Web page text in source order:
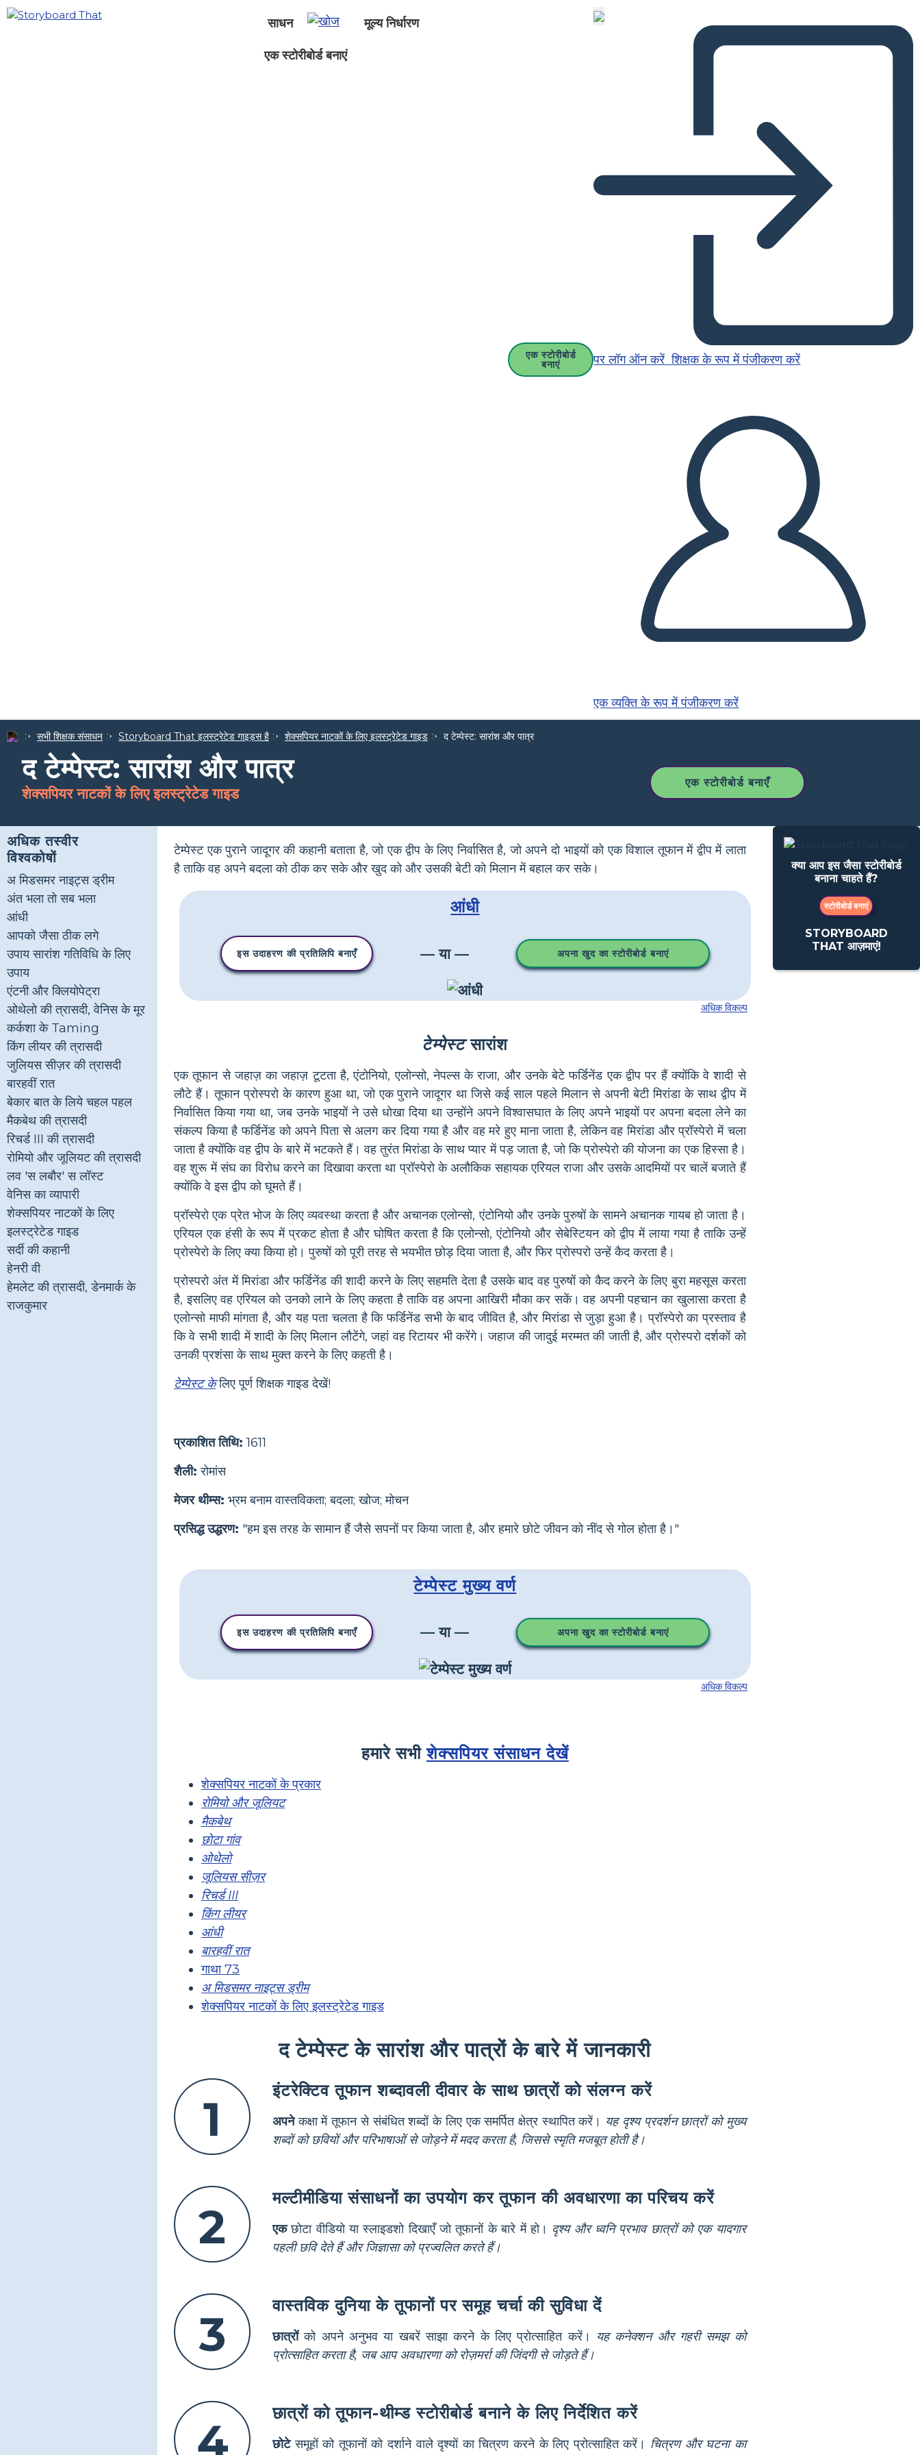
साधन मूल्य निर्धारण
एक स्टोरीबोर्ड बनाएं
एक स्टोरीबोर्ड
बनाएं पर लॉग ऑन करें शिक्षक के रूप में पंजीकरण करें
एक व्यक्ति के रूप में पंजीकरण करें
सभी शिक्षक संसाधन Storyboard That इलस्ट्रेटेड गाइड्स है शेक्सपियर नाटकों के लिए इलस्ट्रेटेड गाइड द टेम्पेस्ट: सारांश और पात्र
द टेम्पेस्ट: सारांश और पात्र
शेक्सपियर नाटकों के लिए इलस्ट्रेटेड गाइड
एक स्टोरीबोर्ड बनाएँ
अधिक तस्वीर
विश्वकोषों
अ मिडसमर नाइट्स ड्रीम
अंत भला तो सब भला
आंधी
आपको जैसा ठीक लगे
उपाय सारांश गतिविधि के लिए
उपाय
एंटनी और क्लियोपेट्रा
ओथेलो की त्रासदी, वेनिस के मूर
कर्कशा के Taming
किंग लीयर की त्रासदी
जुलियस सीज़र की त्रासदी
बारहवीं रात
बेकार बात के लिये चहल पहल
मैकबेथ की त्रासदी
रिचर्ड III की त्रासदी
रोमियो और जूलियट की त्रासदी
लव 'स लबौर' स लॉस्ट
वेनिस का व्यापारी
शेक्सपियर नाटकों के लिए
इलस्ट्रेटेड गाइड
सर्दी की कहानी
हेनरी वी
हेमलेट की त्रासदी, डेनमार्क के
राजकुमार
क्या आप इस जैसा स्टोरीबोर्ड
बनाना चाहते हैं?
स्टोरीबोर्ड बनाएं
STORYBOARD
THAT आज़माएं!
टेम्पेस्ट एक पुराने जादूगर की कहानी बताता है, जो एक द्वीप के लिए निर्वासित है, जो अपने दो भाइयों को एक विशाल तूफान में द्वीप में लाता
है ताकि वह अपने बदला को ठीक कर सके और खुद को और उसकी बेटी को मिलान में बहाल कर सके।
आंधी
इस उदाहरण की प्रतिलिपि बनाएँ — या — अपना खुद का स्टोरीबोर्ड बनाएं
अधिक विकल्प
टेम्पेस्टसारांश
एक तूफान से जहाज़ का जहाज़ टूटता है, एंटोनियो, एलोन्सो, नेपल्स के राजा, और उनके बेटे फर्डिनेंड एक द्वीप पर हैं क्योंकि वे शादी से
लौटे हैं। तूफान प्रोस्परो के कारण हुआ था, जो एक पुराने जादूगर था जिसे कई साल पहले मिलान से अपनी बेटी मिरांडा के साथ द्वीप में
निर्वासित किया गया था, जब उनके भाइयों ने उसे धोखा दिया था उन्होंने अपने विश्वासघात के लिए अपने भाइयों पर अपना बदला लेने का
संकल्प किया है फर्डिनेंड को अपने पिता से अलग कर दिया गया है और वह मरे हुए माना जाता है, लेकिन वह मिरांडा और प्रॉस्पेरो में चला
जाता है क्योंकि वह द्वीप के बारे में भटकते हैं। वह तुरंत मिरांडा के साथ प्यार में पड़ जाता है, जो कि प्रोस्पेरो की योजना का एक हिस्सा है।
वह शुरू में संघ का विरोध करने का दिखावा करता था प्रॉस्पेरो के अलौकिक सहायक एरियल राजा और उसके आदमियों पर चालें बजाते हैं
क्योंकि वे इस द्वीप को घूमते हैं।
प्रॉस्पेरो एक प्रेत भोज के लिए व्यवस्था करता है और अचानक एलोन्सो, एंटोनियो और उनके पुरुषों के सामने अचानक गायब हो जाता है।
एरियल एक हंसी के रूप में प्रकट होता है और घोषित करता है कि एलोन्सो, एंटोनियो और सेबेस्टियन को द्वीप में लाया गया है ताकि उन्हें
प्रोस्पेरो के लिए क्या किया हो। पुरुषों को पूरी तरह से भयभीत छोड़ दिया जाता है, और फिर प्रोस्परो उन्हें कैद करता है।
प्रोस्परो अंत में मिरांडा और फर्डिनेंड की शादी करने के लिए सहमति देता है उसके बाद वह पुरुषों को कैद करने के लिए बुरा महसूस करता
है, इसलिए वह एरियल को उनको लाने के लिए कहता है ताकि वह अपना आखिरी मौका कर सकें। वह अपनी पहचान का खुलासा करता है
एलोन्सो माफी मांगता है, और यह पता चलता है कि फर्डिनेंड सभी के बाद जीवित है, और मिरांडा से जुड़ा हुआ है। प्रॉस्पेरो का प्रस्ताव है
कि वे सभी शादी में शादी के लिए मिलान लौटेंगे, जहां वह रिटायर भी करेंगे। जहाज की जादुई मरम्मत की जाती है, और प्रोस्परो दर्शकों को
उनकी प्रशंसा के साथ मुक्त करने के लिए कहती है।
टेम्पेस्ट केलिए पूर्ण शिक्षक गाइड देखें!
प्रकाशित तिथि: 1611
शैली: रोमांस
मेजर थीम्स: भ्रम बनाम वास्तविकता; बदला; खोज; मोचन
प्रसिद्ध उद्धरण: "हम इस तरह के सामान हैं जैसे सपनों पर किया जाता है, और हमारे छोटे जीवन को नींद से गोल होता है।"
टेम्पेस्ट मुख्य वर्ण
इस उदाहरण की प्रतिलिपि बनाएँ — या — अपना खुद का स्टोरीबोर्ड बनाएं
अधिक विकल्प
हमारे सभीशेक्सपियर संसाधन देखें
शेक्सपियर नाटकों के प्रकार
रोमियो और जूलियट
मैकबेथ
छोटा गांव
ओथेलो
जूलियस सीज़र
रिचर्ड III
किंग लीयर
आंधी
बारहवीं रात
गाथा 73
अ मिडसमर नाइट्स ड्रीम
शेक्सपियर नाटकों के लिए इलस्ट्रेटेड गाइड
द टेम्पेस्ट के सारांश और पात्रों के बारे में जानकारी
1
इंटरेक्टिव तूफान शब्दावली दीवार के साथ छात्रों को संलग्न करें
अपनेकक्षा में तूफान से संबंधित शब्दों के लिए एक समर्पित क्षेत्र स्थापित करें। यह दृश्य प्रदर्शन छात्रों को मुख्य
शब्दों को छवियों और परिभाषाओं से जोड़ने में मदद करता है, जिससे स्मृति मजबूत होती है।
2
मल्टीमीडिया संसाधनों का उपयोग कर तूफान की अवधारणा का परिचय करें
एकछोटा वीडियो या स्लाइडशो दिखाएँ जो तूफानों के बारे में हो। दृश्य और ध्वनि प्रभाव छात्रों को एक यादगार
पहली छवि देते हैं और जिज्ञासा को प्रज्वलित करते हैं।
3
वास्तविक दुनिया के तूफानों पर समूह चर्चा की सुविधा दें
छात्रोंको अपने अनुभव या खबरें साझा करने के लिए प्रोत्साहित करें।
यह कनेक्शन और गहरी समझ को
प्रोत्साहित करता है, जब आप अवधारणा को रोज़मर्रा की जिंदगी से जोड़ते हैं।
4
छात्रों को तूफान-थीम्ड स्टोरीबोर्ड बनाने के लिए निर्देशित करें
छोटेसमूहों को तूफानों को दर्शाने वाले दृश्यों का चित्रण करने के लिए प्रोत्साहित करें। चित्रण और घटना का